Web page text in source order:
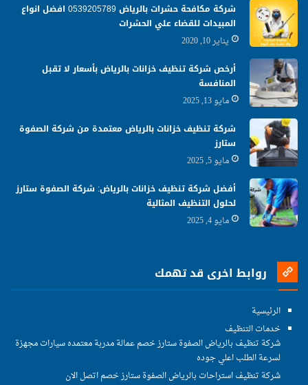
شركة مكافحة حشرات بالرياض 0539205789 افضل انواع
المبيدات للقضاء علي الحشرات
يناير 10, 2020
أرخص شركة تنظيف خزانات بالرياض بأسعار لا تقبل
المنافسة
مايو 13, 2025
شركة تنظيف خزانات بالرياض معتمدة من شركة الصفوة
ستارز
مايو 5, 2025
أفضل شركة تنظيف خزانات بالرياض: شركة الصفوة ستارز
لحلول التنظيف المثالية
مايو 4, 2025
روابط اخرى قد تهمك
الرئيسية
خدمات التنظيف
شركة تنظيف بالرياض الصفوة ستارز خصم عمالة مدربة معتمده سيارات مجهزة
لسرعة الطلب اعلي جوده
شركة تنظيف استراحات بالرياض الصفوة ستارز خصم اتصل الان